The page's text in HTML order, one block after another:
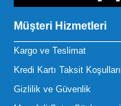
Müşteri Hizmetleri
Kargo ve Teslimat
Kredi Kartı Taksit Koşulları
Gizlilik ve Güvenlik